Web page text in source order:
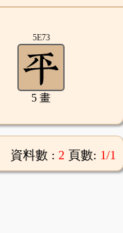
5E73
5 畫
資料數 : 2 頁數: 1/1